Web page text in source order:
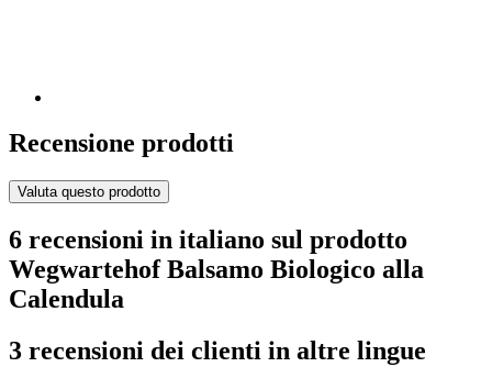
Recensione prodotti
Valuta questo prodotto
6 recensioni in italiano sul prodotto
Wegwartehof Balsamo Biologico alla
Calendula
3 recensioni dei clienti in altre lingue